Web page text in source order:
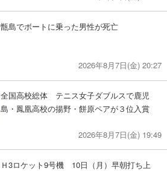
甑島でボートに乗った男性が死亡
2026年8月7日(金) 20:27
全国高校総体 テニス女子ダブルスで鹿児
島・鳳凰高校の揚野・餅原ペアが３位入賞
2026年8月7日(金) 19:49
Ｈ3ロケット9号機 10日（月）早朝打ち上